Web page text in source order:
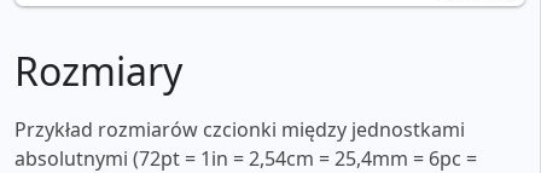
Rozmiary
Przykład rozmiarów czcionki między jednostkami
absolutnymi (72pt = 1in = 2,54cm = 25,4mm = 6pc =